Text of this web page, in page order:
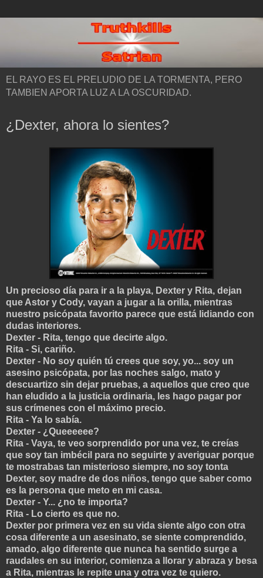
EL RAYO ES EL PRELUDIO DE LA TORMENTA, PERO
TAMBIEN APORTA LUZ A LA OSCURIDAD.
¿Dexter, ahora lo sientes?
Un precioso día para ir a la playa, Dexter y Rita, dejan
que Astor y Cody, vayan a jugar a la orilla, mientras
nuestro psicópata favorito parece que está lidiando con
dudas interiores.
Dexter - Rita, tengo que decirte algo.
Rita - Si, cariño.
Dexter - No soy quién tú crees que soy, yo... soy un
asesino psicópata, por las noches salgo, mato y
descuartizo sin dejar pruebas, a aquellos que creo que
han eludido a la justicia ordinaria, les hago pagar por
sus crímenes con el máximo precio.
Rita - Ya lo sabía.
Dexter - ¿Queeeeee?
Rita - Vaya, te veo sorprendido por una vez, te creías
que soy tan imbécil para no seguirte y averiguar porque
te mostrabas tan misterioso siempre, no soy tonta
Dexter, soy madre de dos niños, tengo que saber como
es la persona que meto en mi casa.
Dexter - Y... ¿no te importa?
Rita - Lo cierto es que no.
Dexter por primera vez en su vida siente algo con otra
cosa diferente a un asesinato, se siente comprendido,
amado, algo diferente que nunca ha sentido surge a
raudales en su interior, comienza a llorar y abraza y besa
a Rita, mientras le repite una y otra vez te quiero.